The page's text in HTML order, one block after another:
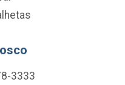
3333